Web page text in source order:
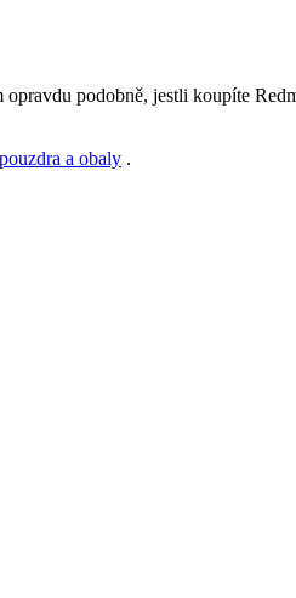
podobně, jestli koupíte
a obaly .